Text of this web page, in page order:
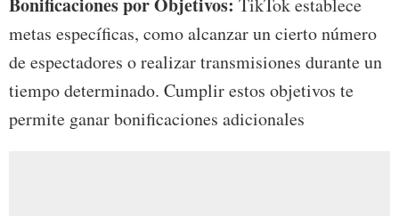
Bonificaciones por Objetivos: TikTok establece
metas específicas, como alcanzar un cierto número
de espectadores o realizar transmisiones durante un
tiempo determinado. Cumplir estos objetivos te
permite ganar bonificaciones adicionales